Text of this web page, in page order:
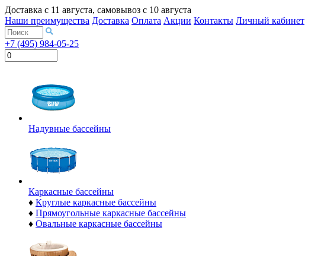
Доставка с 11 августа, самовывоз с 10 августа
Наши преимущества Доставка Оплата Акции Контакты Личный кабинет
+7 (495) 984-05-25
Надувные бассейны
Каркасные бассейны
♦ Круглые каркасные бассейны
♦ Прямоугольные каркасные бассейны
♦ Овальные каркасные бассейны